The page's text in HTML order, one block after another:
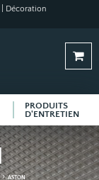
Décoration
PRODUITS
D'ENTRETIEN
ASTON